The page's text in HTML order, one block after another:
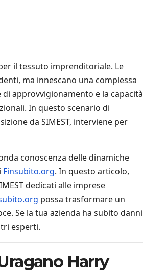
il tessuto imprenditoriale. Le
ma innescano una complessa
approvvigionamento e la capacità
In questo scenario di
da SIMEST, interviene per
conoscenza delle dinamiche
Finsubito.org. In questo articolo,
dedicati alle imprese
possa trasformare un
Se la tua azienda ha subito danni
esperti.
Harry